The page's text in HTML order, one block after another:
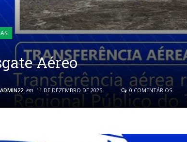
Aéreo
em 11 DE DEZEMBRO DE 2025 0 COMENTÁRIOS